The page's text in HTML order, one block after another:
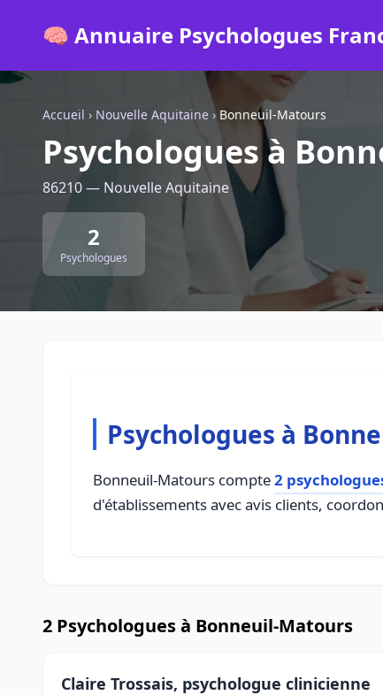
🧠 Annuaire Psychologues
Accueil › Nouvelle Aquitaine › Bonneuil-Matours
Psychologues à
86210 — Nouvelle Aquitaine
2
Psychologues
Psychologues à
Bonneuil-Matours compte2
d'établissements avec avis clients,
2 Psychologues à Bonneuil-Matours
Claire Trossais, psychologue clinicienne